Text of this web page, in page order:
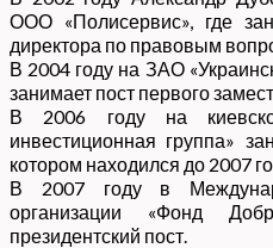
ООО «Полисервис», где
директора по правовым
В 2004 году на ЗАО
занимает пост первого
В 2006 году на
инвестиционная группа»
котором находился до 2007
В 2007 году в
организации «Фонд
президентский пост.